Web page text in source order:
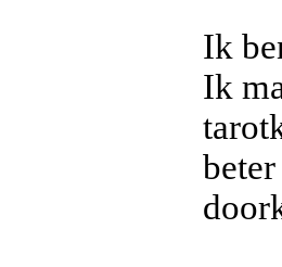
Ik
Ik